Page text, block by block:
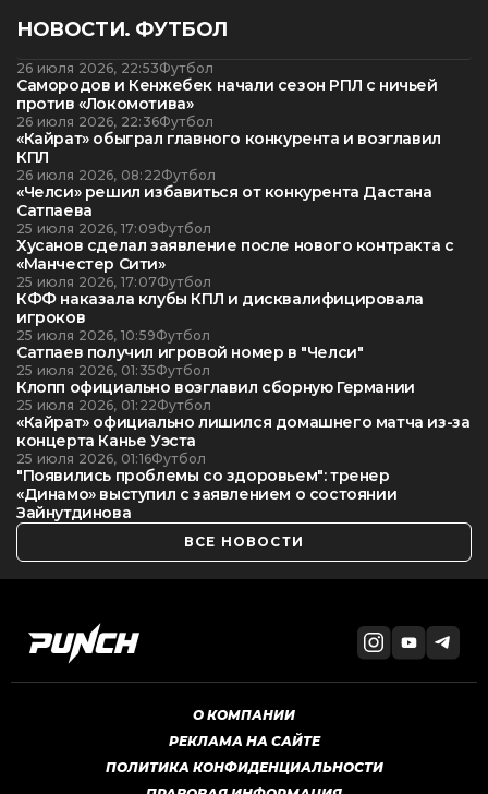
НОВОСТИ. ФУТБОЛ
26 июля 2026, 22:53Футбол
Самородов и Кенжебек начали сезон РПЛ с ничьей
против «Локомотива»
26 июля 2026, 22:36Футбол
«Кайрат» обыграл главного конкурента и возглавил
КПЛ
26 июля 2026, 08:22Футбол
«Челси» решил избавиться от конкурента Дастана
Сатпаева
25 июля 2026, 17:09Футбол
Хусанов сделал заявление после нового контракта с
«Манчестер Сити»
25 июля 2026, 17:07Футбол
КФФ наказала клубы КПЛ и дисквалифицировала
игроков
25 июля 2026, 10:59Футбол
Сатпаев получил игровой номер в "Челси"
25 июля 2026, 01:35Футбол
Клопп официально возглавил сборную Германии
25 июля 2026, 01:22Футбол
«Кайрат» официально лишился домашнего матча из-за
концерта Канье Уэста
25 июля 2026, 01:16Футбол
"Появились проблемы со здоровьем": тренер
«Динамо» выступил с заявлением о состоянии
Зайнутдинова
ВСЕ НОВОСТИ
О КОМПАНИИ
РЕКЛАМА НА САЙТЕ
ПОЛИТИКА КОНФИДЕНЦИАЛЬНОСТИ